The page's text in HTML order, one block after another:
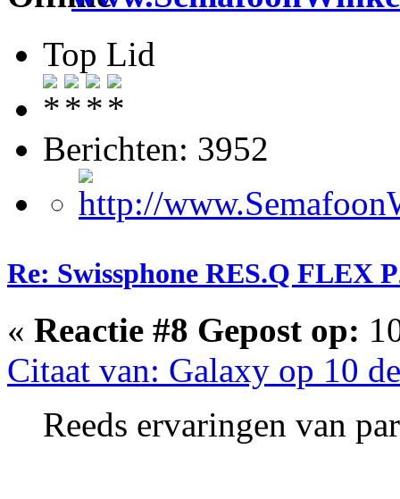
Top Lid
Berichten: 3952
Re: Swissphone RES.Q FLEX
« Reactie #8 Gepost op:
Citaat van: Galaxy op 10
Reeds ervaringen van